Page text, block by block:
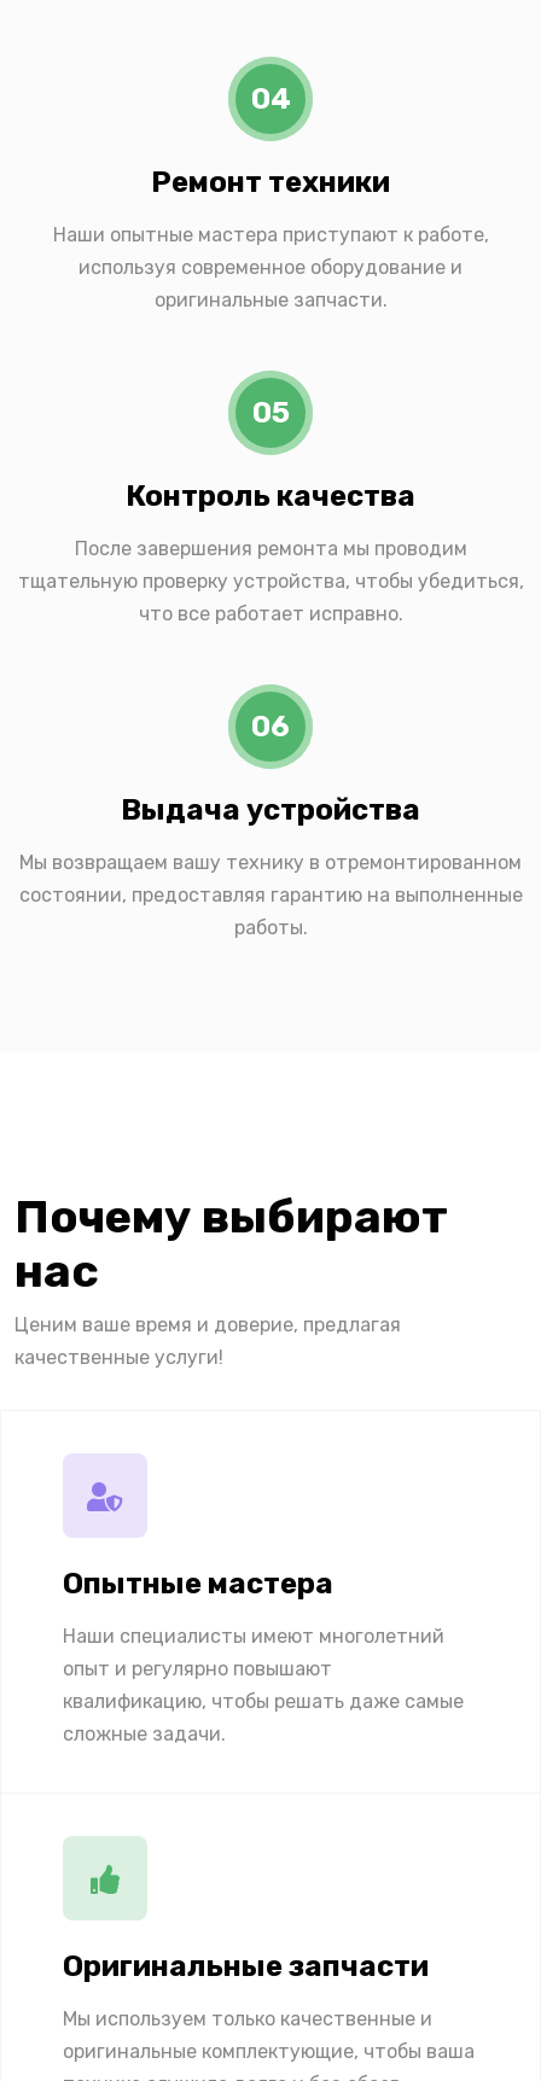
04
Ремонт техники
Наши опытные мастера приступают к работе,
используя современное оборудование и
оригинальные запчасти.
05
Контроль качества
После завершения ремонта мы проводим
тщательную проверку устройства, чтобы убедиться,
что все работает исправно.
06
Выдача устройства
Мы возвращаем вашу технику в отремонтированном
состоянии, предоставляя гарантию на выполненные
работы.
Почему выбирают
нас
Ценим ваше время и доверие, предлагая
качественные услуги!
Опытные мастера
Наши специалисты имеют многолетний
опыт и регулярно повышают
квалификацию, чтобы решать даже самые
сложные задачи.
Оригинальные запчасти
Мы используем только качественные и
оригинальные комплектующие, чтобы ваша